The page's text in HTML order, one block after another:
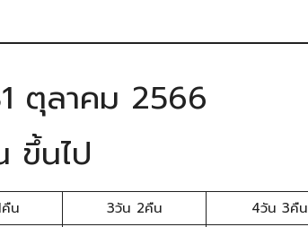
ตุลาคม 2566
ขึ้นไป
น 3วัน 2คืน
4วัน 3คืน